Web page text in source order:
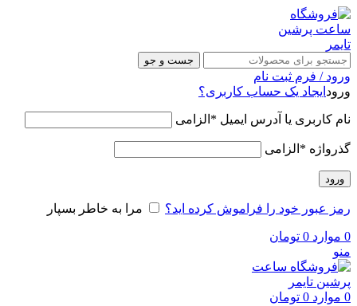
جست و جو
ورود / فرم ثبت نام
ورود ایجاد یک حساب کاربری؟
نام کاربری یا آدرس ایمیل * الزامی
گذرواژه * الزامی
ورود
رمز عبور خود را فراموش کرده اید؟ مرا به خاطر بسپار
0 موارد 0 تومان
منو
0 موارد 0 تومان